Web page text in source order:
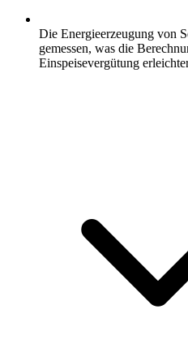
Die Energieerzeugung von
gemessen, was die
Einspeisevergütung